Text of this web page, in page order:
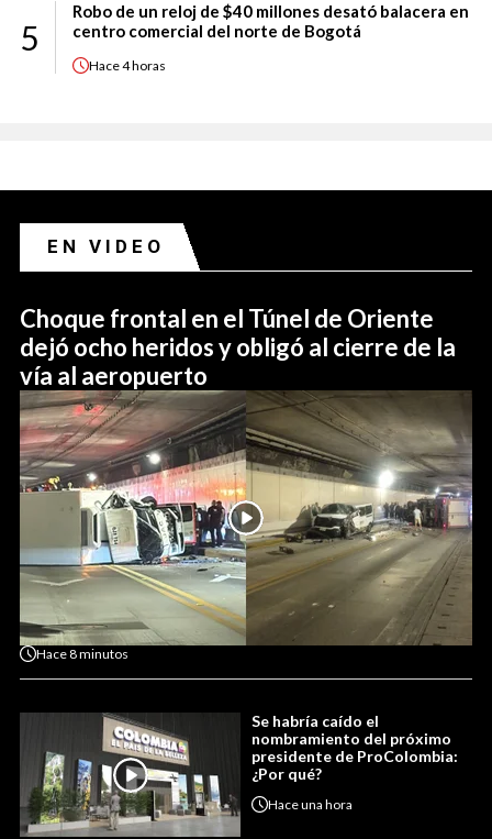
5
Robo de un reloj de $40 millones desató balacera en
centro comercial del norte de Bogotá
Hace4 horas
EN VIDEO
Choque frontal en el Túnel de Oriente
dejó ocho heridos y obligó al cierre de la
vía al aeropuerto
Hace8 minutos
Se habría caído el
nombramiento del próximo
presidente de ProColombia:
¿Por qué?
Haceuna hora